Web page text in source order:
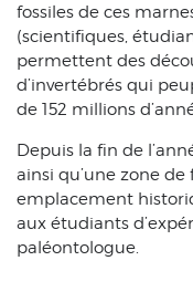
fossiles de ces
(scientifiques,
permettent des
d’invertébrés qui
de 152 millions
Depuis la fin de
ainsi qu’une zone
emplacement
aux étudiants
paléontologue.